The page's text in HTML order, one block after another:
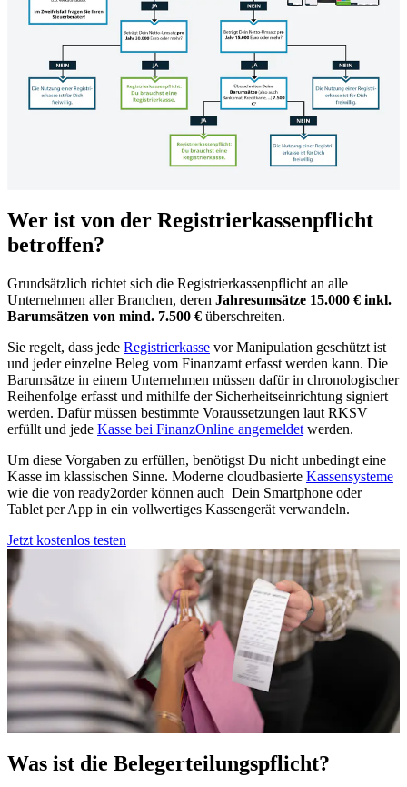
Wer ist von der Registrierkassenpflicht
betroffen?
Grundsätzlich richtet sich die Registrierkassenpflicht an alle
Unternehmen aller Branchen, deren Jahresumsätze 15.000 € inkl.
Barumsätzen von mind. 7.500 € überschreiten.
Sie regelt, dass jede Registrierkasse vor Manipulation geschützt ist
und jeder einzelne Beleg vom Finanzamt erfasst werden kann. Die
Barumsätze in einem Unternehmen müssen dafür in chronologischer
Reihenfolge erfasst und mithilfe der Sicherheitseinrichtung signiert
werden. Dafür müssen bestimmte Voraussetzungen laut RKSV
erfüllt und jede Kasse bei FinanzOnline angemeldet werden.
Um diese Vorgaben zu erfüllen, benötigst Du nicht unbedingt eine
Kasse im klassischen Sinne. Moderne cloudbasierte Kassensysteme
wie die von ready2order können auch Dein Smartphone oder
Tablet per App in ein vollwertiges Kassengerät verwandeln.
Jetzt kostenlos testen
Was ist die Belegerteilungspflicht?